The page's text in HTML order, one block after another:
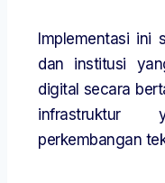
Implementasi ini
dan institusi
digital secara
infrastruktur
perkembangan